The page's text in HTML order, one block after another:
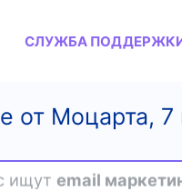
СЛУЖБА
от Моцарта, 7
ищут email